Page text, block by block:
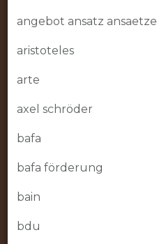
angebot ansatz ansaetze
aristoteles
arte
axel schröder
bafa
bafa förderung
bain
bdu